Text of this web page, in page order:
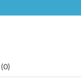
(0)